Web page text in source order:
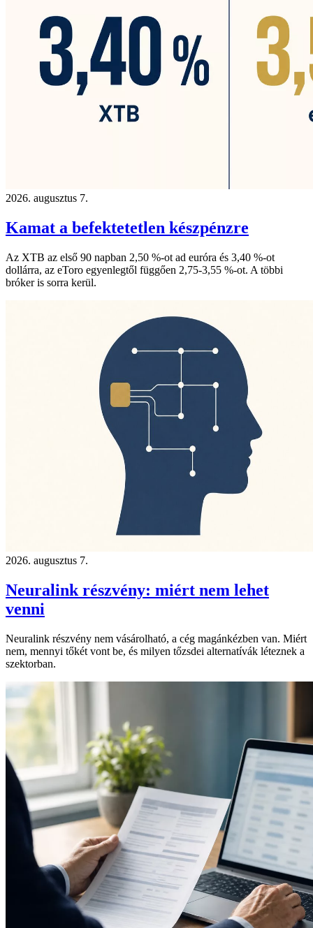
2026. augusztus 7.
Kamat a befektetetlen készpénzre
Az XTB az első 90 napban 2,50 %-ot ad euróra és 3,40 %-ot
dollárra, az eToro egyenlegtől függően 2,75-3,55 %-ot. A többi
bróker is sorra kerül.
2026. augusztus 7.
Neuralink részvény: miért nem lehet
venni
Neuralink részvény nem vásárolható, a cég magánkézben van. Miért
nem, mennyi tőkét vont be, és milyen tőzsdei alternatívák léteznek a
szektorban.